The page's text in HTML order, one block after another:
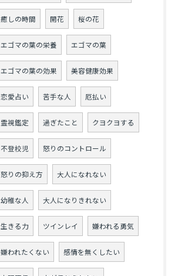
癒しの時間 開花 桜の花
エゴマの葉の栄養 エゴマの葉
エゴマの葉の効果 美容健康効果
恋愛占い 苦手な人 厄払い
霊視鑑定 過ぎたこと クヨクヨする
不登校児 怒りのコントロール
怒りの抑え方 大人になれない
幼稚な人 大人になりきれない
生きる力 ツインレイ 嫌われる勇気
嫌われたくない 感情を無くしたい